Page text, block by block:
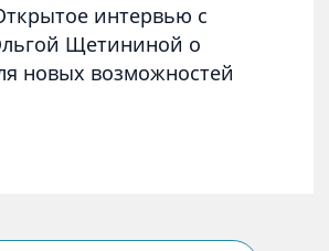
интервью с
Щетининой о
новых возможностей